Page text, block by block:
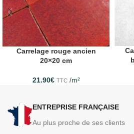
Carrelage rouge ancien
20×20 cm
21.90€ TTC /m²
ENTREPRISE FRANÇAISE
Au plus proche de ses clients